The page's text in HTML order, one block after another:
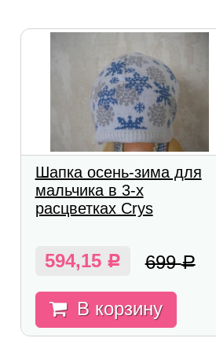
Шапка осень-зима для
мальчика в 3-х
расцветках Crys
594,15 Р 699Р
В корзину